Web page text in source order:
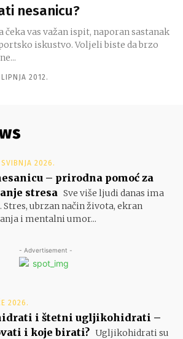
nesanicu?
vas važan ispit, naporan sastanak
iskustvo. Voljeli biste da brzo
2012.
2026.
– prirodna pomoć za
stresa Sve više ljudi danas ima
Stres, ubrzan način života, ekran
i mentalni umor...
- Advertisement -
2026.
i štetni ugljikohidrati –
i koje birati? Ugljikohidrati su